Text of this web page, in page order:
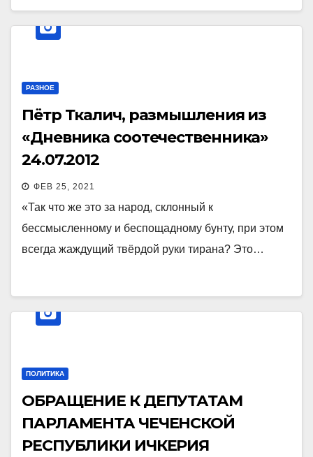
РАЗНОЕ
Пётр Ткалич, размышления из
«Дневника соотечественника»
24.07.2012
ФЕВ 25, 2021
«Так что же это за народ, склонный к
бессмысленному и беспощадному бунту, при этом
всегда жаждущий твёрдой руки тирана? Это…
ПОЛИТИКА
ОБРАЩЕНИЕ К ДЕПУТАТАМ
ПАРЛАМЕНТА ЧЕЧЕНСКОЙ
РЕСПУБЛИКИ ИЧКЕРИЯ